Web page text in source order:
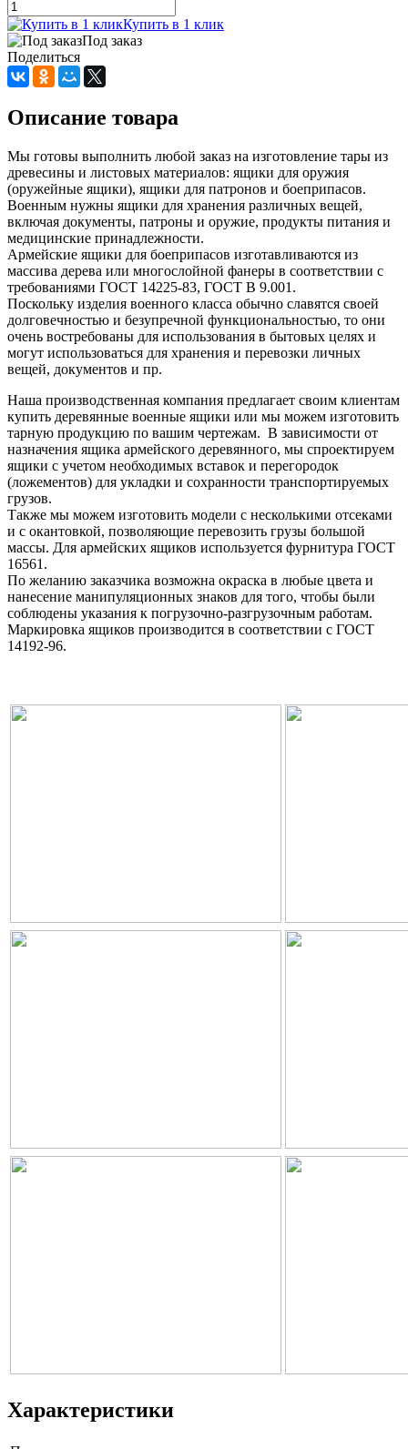
Купить в 1 клик
Под заказ
Поделиться
Описание товара
Мы готовы выполнить любой заказ на изготовление тары из
древесины и листовых материалов: ящики для оружия
(оружейные ящики), ящики для патронов и боеприпасов.
Военным нужны ящики для хранения различных вещей,
включая документы, патроны и оружие, продукты питания и
медицинские принадлежности.
Армейские ящики для боеприпасов изготавливаются из
массива дерева или многослойной фанеры в соответствии с
требованиями ГОСТ 14225-83, ГОСТ В 9.001.
Поскольку изделия военного класса обычно славятся своей
долговечностью и безупречной функциональностью, то они
очень востребованы для использования в бытовых целях и
могут использоваться для хранения и перевозки личных
вещей, документов и пр.
Наша производственная компания предлагает своим клиентам
купить деревянные военные ящики или мы можем изготовить
тарную продукцию по вашим чертежам. В зависимости от
назначения ящика армейского деревянного, мы спроектируем
ящики с учетом необходимых вставок и перегородок
(ложементов) для укладки и сохранности транспортируемых
грузов.
Также мы можем изготовить модели с несколькими отсеками
и с окантовкой, позволяющие перевозить грузы большой
массы. Для армейских ящиков используется фурнитура ГОСТ
16561.
По желанию заказчика возможна окраска в любые цвета и
нанесение манипуляционных знаков для того, чтобы были
соблюдены указания к погрузочно-разгрузочным работам.
Маркировка ящиков производится в соответствии с ГОСТ
14192-96.
Характеристики